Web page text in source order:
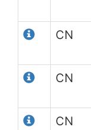
CN
CN
CN